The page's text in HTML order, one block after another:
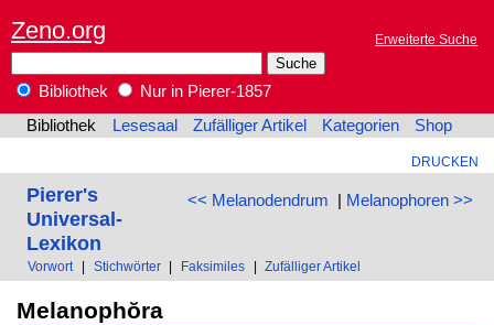
Zeno.org Erweiterte Suche
Bibliothek
Nur in Pierer-1857
Bibliothek
Lesesaal Zufälliger Artikel Kategorien Shop
DRUCKEN
<< Melanodendrum | Melanophoren >>
Pierer's
Universal-
Lexikon
Vorwort Stichwörter Faksimiles Zufälliger Artikel
Melanophŏra